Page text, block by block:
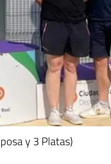
y 3 Platas)